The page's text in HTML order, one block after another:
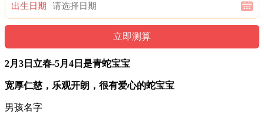
出生日期
2月3日立春-5月4日是青蛇宝宝
宽厚仁慈，乐观开朗，很有爱心的蛇宝宝
男孩名字